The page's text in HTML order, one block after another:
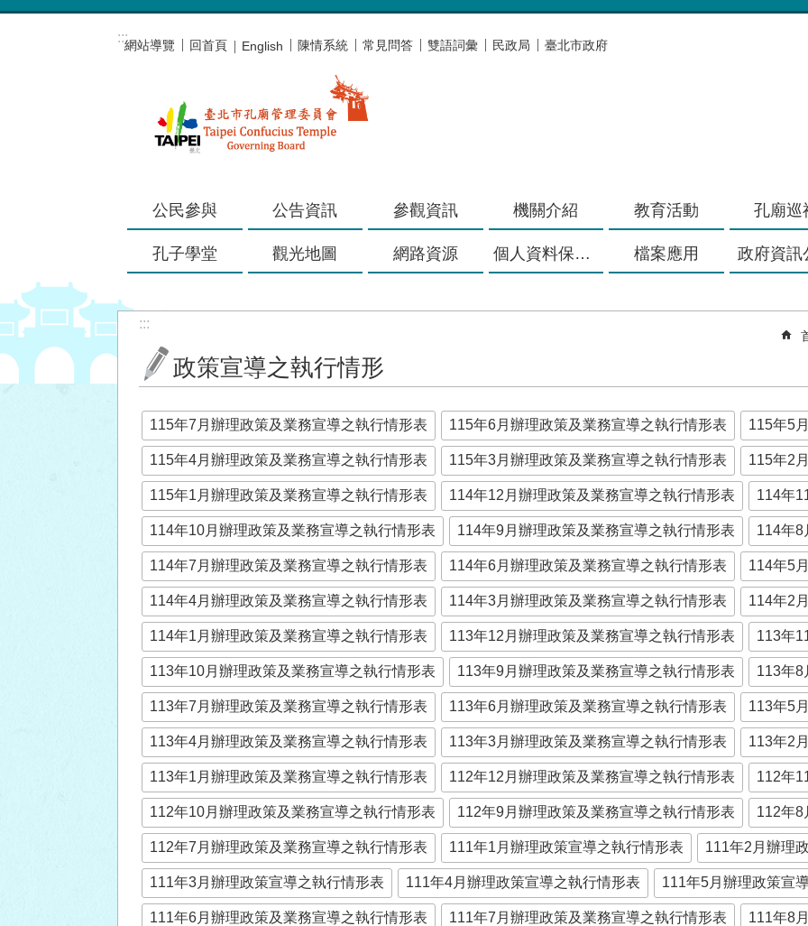
跳到主要內容區塊
:::網站導覽 回首頁 English 陳情系統 常見問答 雙語詞彙 民政局 臺北市政府
公民參與 公告資訊 參觀資訊 機關介紹 教育活動 孔廟巡
孔子學堂 觀光地圖 網路資源 個人資料保護專區 檔案應用 政府資訊
:::
政策宣導之執行情形
115年7月辦理政策及業務宣導之執行情形表 115年6月辦理政策及業務宣導之執行情形表 115年5
115年4月辦理政策及業務宣導之執行情形表 115年3月辦理政策及業務宣導之執行情形表 115年2
115年1月辦理政策及業務宣導之執行情形表 114年12月辦理政策及業務宣導之執行情形表 114年
114年10月辦理政策及業務宣導之執行情形表 114年9月辦理政策及業務宣導之執行情形表 114年8
114年7月辦理政策及業務宣導之執行情形表 114年6月辦理政策及業務宣導之執行情形表 114年5
114年4月辦理政策及業務宣導之執行情形表 114年3月辦理政策及業務宣導之執行情形表 114年2
114年1月辦理政策及業務宣導之執行情形表 113年12月辦理政策及業務宣導之執行情形表 113年
113年10月辦理政策及業務宣導之執行情形表 113年9月辦理政策及業務宣導之執行情形表 113年8
113年7月辦理政策及業務宣導之執行情形表 113年6月辦理政策及業務宣導之執行情形表 113年5
113年4月辦理政策及業務宣導之執行情形表 113年3月辦理政策及業務宣導之執行情形表 113年2
113年1月辦理政策及業務宣導之執行情形表 112年12月辦理政策及業務宣導之執行情形表 112年
112年10月辦理政策及業務宣導之執行情形表 112年9月辦理政策及業務宣導之執行情形表 112年8
112年7月辦理政策及業務宣導之執行情形表 111年1月辦理政策宣導之執行情形表 111年2月辦理
111年3月辦理政策宣導之執行情形表 111年4月辦理政策宣導之執行情形表 111年5月辦理政策宣
111年6月辦理政策及業務宣導之執行情形表 111年7月辦理政策及業務宣導之執行情形表 111年8